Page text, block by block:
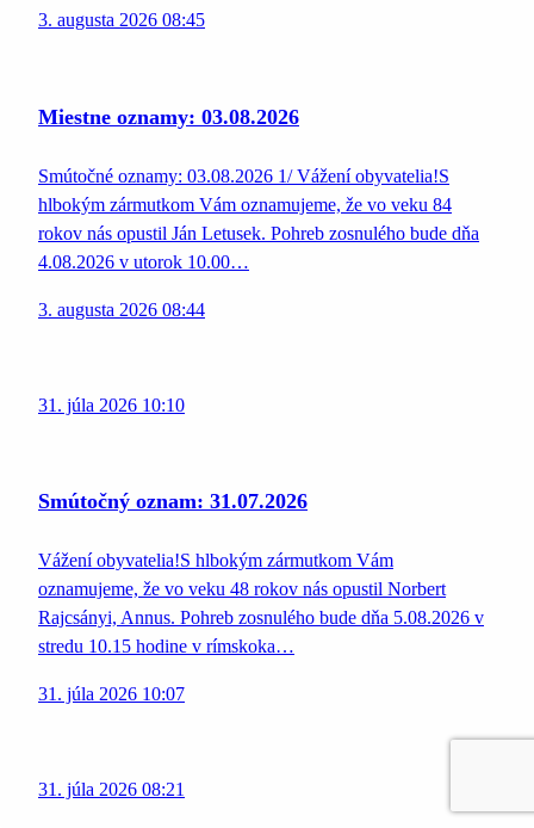
3. augusta 2026 08:45
Miestne oznamy: 03.08.2026
Smútočné oznamy: 03.08.2026 1/ Vážení obyvatelia!S
hlbokým zármutkom Vám oznamujeme, že vo veku 84
rokov nás opustil Ján Letusek. Pohreb zosnulého bude dňa
4.08.2026 v utorok 10.00…
3. augusta 2026 08:44
31. júla 2026 10:10
Smútočný oznam: 31.07.2026
Vážení obyvatelia!S hlbokým zármutkom Vám
oznamujeme, že vo veku 48 rokov nás opustil Norbert
Rajcsányi, Annus. Pohreb zosnulého bude dňa 5.08.2026 v
stredu 10.15 hodine v rímskoka…
31. júla 2026 10:07
31. júla 2026 08:21